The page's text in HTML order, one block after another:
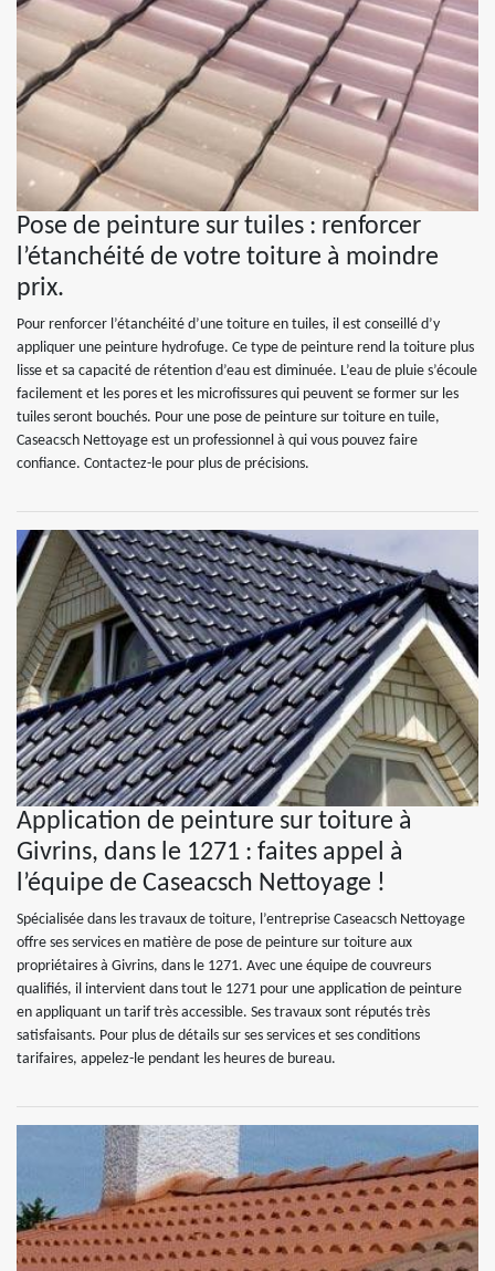
Pose de peinture sur tuiles : renforcer
l’étanchéité de votre toiture à moindre
prix.
Pour renforcer l’étanchéité d’une toiture en tuiles, il est conseillé d’y
appliquer une peinture hydrofuge. Ce type de peinture rend la toiture plus
lisse et sa capacité de rétention d’eau est diminuée. L’eau de pluie s’écoule
facilement et les pores et les microfissures qui peuvent se former sur les
tuiles seront bouchés. Pour une pose de peinture sur toiture en tuile,
Caseacsch Nettoyage est un professionnel à qui vous pouvez faire
confiance. Contactez-le pour plus de précisions.
Application de peinture sur toiture à
Givrins, dans le 1271 : faites appel à
l’équipe de Caseacsch Nettoyage !
Spécialisée dans les travaux de toiture, l’entreprise Caseacsch Nettoyage
offre ses services en matière de pose de peinture sur toiture aux
propriétaires à Givrins, dans le 1271. Avec une équipe de couvreurs
qualifiés, il intervient dans tout le 1271 pour une application de peinture
en appliquant un tarif très accessible. Ses travaux sont réputés très
satisfaisants. Pour plus de détails sur ses services et ses conditions
tarifaires, appelez-le pendant les heures de bureau.